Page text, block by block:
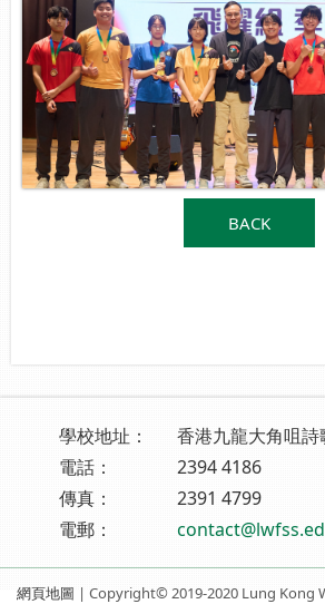
BACK
學校地址：
香港九龍大角咀
電話：
2394 4186
傳真：
2391 4799
電郵：
網頁地圖 | Copyright© 2019-2020 Lung Kong